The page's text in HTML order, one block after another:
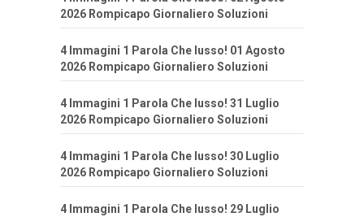
2026 Rompicapo Giornaliero Soluzioni
4 Immagini 1 Parola Che lusso! 01 Agosto
2026 Rompicapo Giornaliero Soluzioni
4 Immagini 1 Parola Che lusso! 31 Luglio
2026 Rompicapo Giornaliero Soluzioni
4 Immagini 1 Parola Che lusso! 30 Luglio
2026 Rompicapo Giornaliero Soluzioni
4 Immagini 1 Parola Che lusso! 29 Luglio